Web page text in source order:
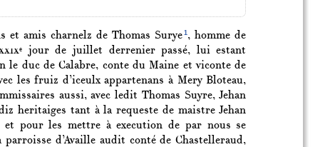
et amis charnelz de Thomas Surye 1, homme de
ejour de juillet derrenier passé, lui estant
le duc de Calabre, conte du Maine et viconte de
les fruiz d’iceulx appartenans à Mery Bloteau,
aussi, avec ledit Thomas Suyre, Jehan
heritaiges tant à la requeste de maistre Jehan
et pour les mettre à execution de par nous se
d’Availle audit conté de Chastelleraud,